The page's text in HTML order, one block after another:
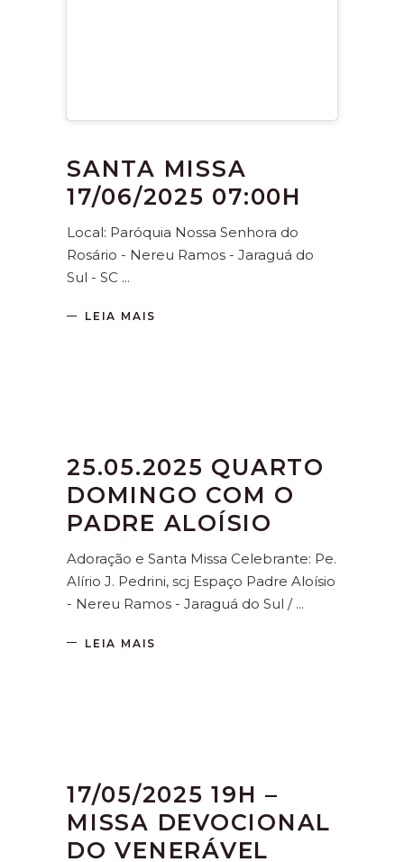
SANTA MISSA
17/06/2025 07:00H
Local: Paróquia Nossa Senhora do
Rosário - Nereu Ramos - Jaraguá do
Sul - SC
LEIA MAIS
25.05.2025 QUARTO
DOMINGO COM O
PADRE ALOÍSIO
Adoração e Santa Missa Celebrante: Pe.
Alírio J. Pedrini, scj Espaço Padre Aloísio
- Nereu Ramos - Jaraguá do Sul /
LEIA MAIS
17/05/2025 19H –
MISSA DEVOCIONAL
DO VENERÁVEL